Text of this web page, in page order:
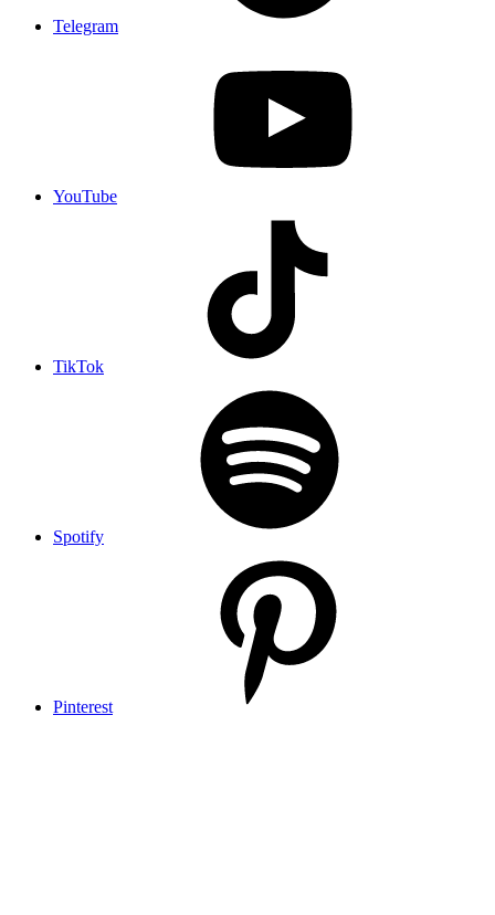
Telegram
YouTube
TikTok
Spotify
Pinterest